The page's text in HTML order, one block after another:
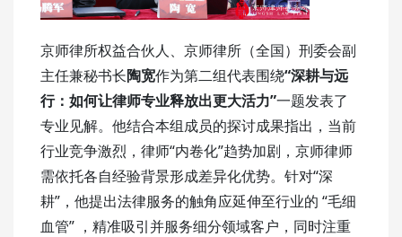
京师律所权益合伙人、京师律所（全国）刑委会副
主任兼秘书长陶宽作为第二组代表围绕“深耕与远
行：如何让律师专业释放出更大活力”一题发表了
专业见解。他结合本组成员的探讨成果指出，当前
行业竞争激烈，律师“内卷化”趋势加剧，京师律师
需依托各自经验背景形成差异化优势。针对“深
耕”，他提出法律服务的触角应延伸至行业的 “毛细
血管” ，精准吸引并服务细分领域客户，同时注重